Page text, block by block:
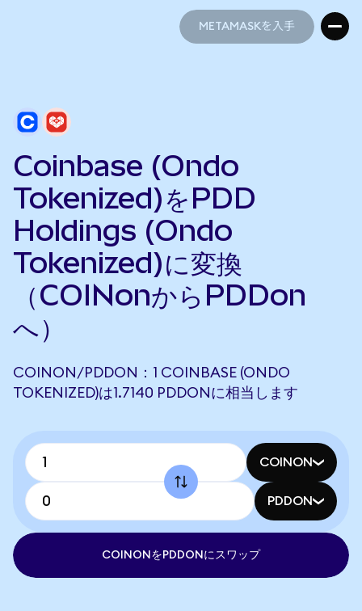
METAMASKを入手
Coinbase (Ondo
Tokenized)をPDD
Holdings (Ondo
Tokenized)に変換
（COINonからPDDon
へ）
COINON/PDDON：1 COINBASE (ONDO
TOKENIZED)は1.7140 PDDONに相当します
COINON
PDDON
COINONをPDDONにスワップ